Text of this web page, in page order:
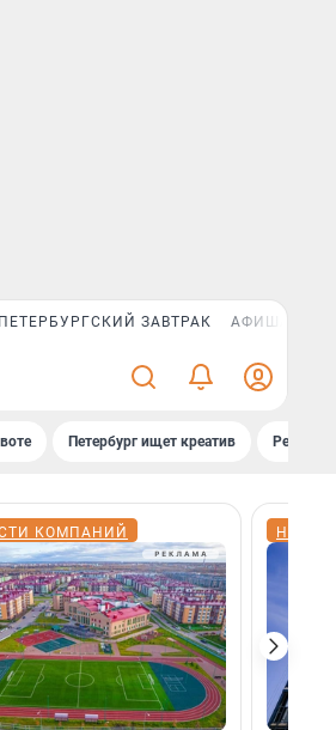
ПЕТЕРБУРГСКИЙ ЗАВТРАК АФИША PLUS
Петербург ищет креатив
КОМПАНИЙ